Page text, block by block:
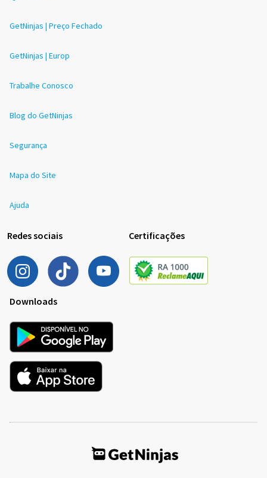
GetNinjas | Preço Fechado
GetNinjas | Europ
Trabalhe Conosco
Blog do GetNinjas
Segurança
Mapa do Site
Ajuda
Redes sociais Certificações
Downloads